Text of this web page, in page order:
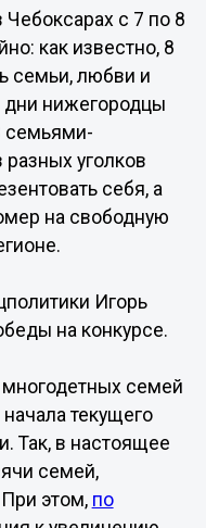
Чебоксарах с 7 по 8
как известно, 8
семьи, любви и
дни нижегородцы
семьями-
уголков
себя, а
на свободную
Игорь
на конкурсе.
многодетных семей
текущего
Так, в настоящее
семей,
этом, по